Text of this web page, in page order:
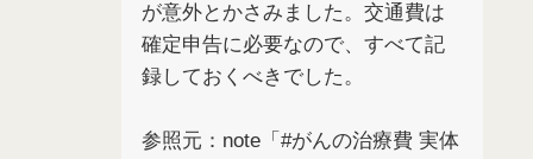
が意外とかさみました。交通費は
確定申告に必要なので、すべて記
録しておくべきでした。
参照元：note「#がんの治療費 実体